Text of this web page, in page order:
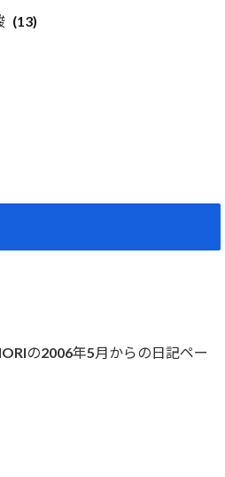
(13)
の2006年5月からの日記ペー